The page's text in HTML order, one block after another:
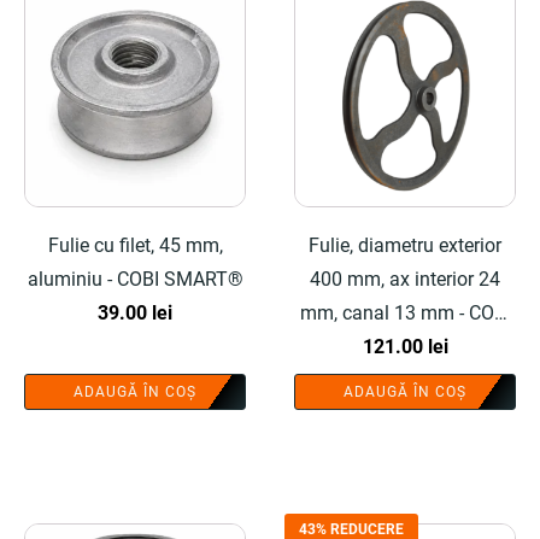
Fulie cu filet, 45 mm,
aluminiu - COBI SMART®
39.00 lei
ADAUGĂ ÎN COȘ
Fulie, diametru exterior
400 mm, ax interior 24
mm, canal 13 mm - COBI
SMART®
121.00 lei
ADAUGĂ ÎN COȘ
43% REDUCERE